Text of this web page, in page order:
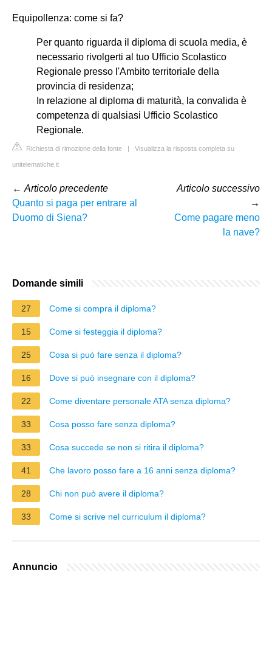
Equipollenza: come si fa?
Per quanto riguarda il diploma di scuola media, è
necessario rivolgerti al tuo Ufficio Scolastico
Regionale presso l'Ambito territoriale della
provincia di residenza;
In relazione al diploma di maturità, la convalida è
competenza di qualsiasi Ufficio Scolastico
Regionale.
Richiesta di rimozione della fonte | Visualizza la risposta completa su
unitelematiche.it
← Articolo precedente
Quanto si paga per entrare al
Duomo di Siena?
Articolo successivo
→
Come pagare meno
la nave?
Domande simili
27 Come si compra il diploma?
15 Come si festeggia il diploma?
25 Cosa si può fare senza il diploma?
16 Dove si può insegnare con il diploma?
22 Come diventare personale ATA senza diploma?
33 Cosa posso fare senza diploma?
33 Cosa succede se non si ritira il diploma?
41 Che lavoro posso fare a 16 anni senza diploma?
28 Chi non può avere il diploma?
33 Come si scrive nel curriculum il diploma?
Annuncio